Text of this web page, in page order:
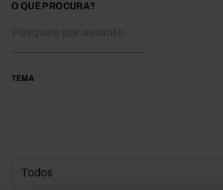
O QUE PROCURA?
TEMA